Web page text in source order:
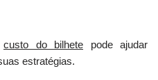
custo do bilhete pode ajudar
estratégias.